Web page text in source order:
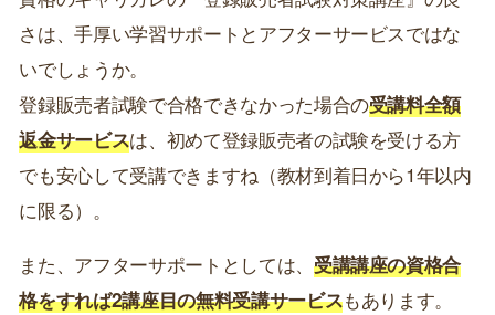
さは、手厚い学習サポートとアフターサービスではな
いでしょうか。
登録販売者試験で合格できなかった場合の受講料全額
返金サービスは、初めて登録販売者の試験を受ける方
でも安心して受講できますね（教材到着日から1年以内
に限る）。
また、アフターサポートとしては、 受講講座の資格合
格をすれば2講座目の無料受講サービスもあります。